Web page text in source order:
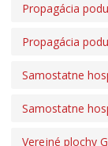
Propagácia
Propagácia
Samostatne
Samostatne
Verejné plochy